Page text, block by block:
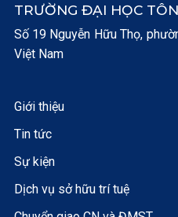
TRƯỜNG ĐẠI HỌC
Số 19 Nguyễn Hữu Thọ,
Việt Nam
Giới thiệu
Tin tức
Sự kiện
Dịch vụ sở hữu trí tuệ